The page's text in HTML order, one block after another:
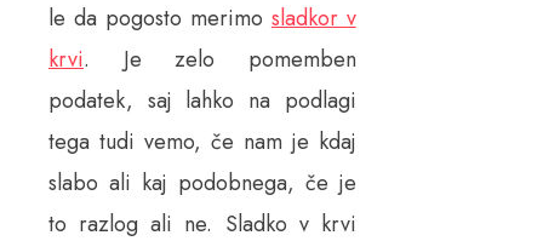
le da pogosto merimo sladkor v
krvi. Je zelo pomemben
podatek, saj lahko na podlagi
tega tudi vemo, če nam je kdaj
slabo ali kaj podobnega, če je
to razlog ali ne. Sladko v krvi